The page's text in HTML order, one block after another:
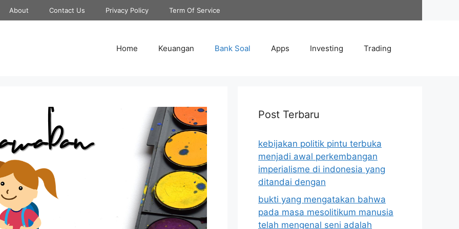
About Contact Us Privacy Policy Term Of Service
Home Keuangan Bank Soal Apps Investing Trading
Post Terbaru
kebijakan politik pintu terbuka
menjadi awal perkembangan
imperialisme di indonesia yang
ditandai dengan
bukti yang mengatakan bahwa
pada masa mesolitikum manusia
telah mengenal seni adalah